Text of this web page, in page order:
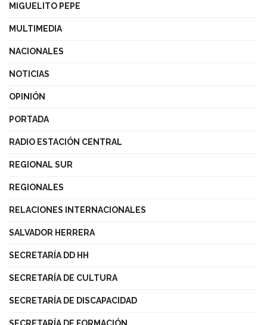
MIGUELITO PEPE
MULTIMEDIA
NACIONALES
NOTICIAS
OPINIÓN
PORTADA
RADIO ESTACIÓN CENTRAL
REGIONAL SUR
REGIONALES
RELACIONES INTERNACIONALES
SALVADOR HERRERA
SECRETARÍA DD HH
SECRETARÍA DE CULTURA
SECRETARÍA DE DISCAPACIDAD
SECRETARÍA DE FORMACIÓN